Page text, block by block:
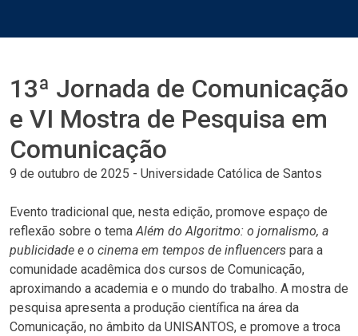
13ª Jornada de Comunicação
e VI Mostra de Pesquisa em
Comunicação
9 de outubro de 2025 - Universidade Católica de Santos
Evento tradicional que, nesta edição, promove espaço de
reflexão sobre o temaAlém do Algoritmo: o jornalismo, a
publicidade e o cinema em tempos de influencers para a
comunidade acadêmica dos cursos de Comunicação,
aproximando a academia e o mundo do trabalho. A mostra de
pesquisa apresenta a produção científica na área da
Comunicação, no âmbito da UNISANTOS, e promove a troca